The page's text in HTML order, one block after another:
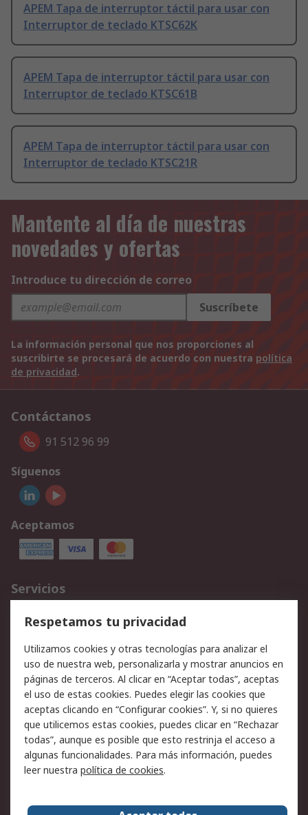
APEM Tapa de interruptor táctil para usar con
Interruptor de teclado KTSC62K
APEM Tapa de interruptor táctil para usar con
Interruptor de teclado KTSC61B
APEM Tapa de interruptor táctil para usar con
Interruptor de teclado KTSC21R
Mantente al día de nuestras
novedades y ofertas
Introduce tu dirección de correo
Suscríbete
La información personal que nos proporciones al
suscribirte se procesará de acuerdo con nuestra política
de privacidad.
Contáctanos
91 512 96 99
Síguenos
Aceptamos
Servicios
Cómo realizar pedidos
Devoluciones
Facturación y pago
Ofertas
Soporte técnico
Legal
Aviso legal
Política de privacidad -
Actualizada
Política sobre cookies
Seguridad de emails
Certificaciones de
Condiciones de venta
Respetamos tu privacidad
Utilizamos cookies y otras tecnologías para analizar el
uso de nuestra web, personalizarla y mostrar anuncios en
páginas de terceros. Al clicar en “Aceptar todas”, aceptas
el uso de estas cookies. Puedes elegir las cookies que
aceptas clicando en “Configurar cookies”. Y, si no quieres
que utilicemos estas cookies, puedes clicar en “Rechazar
todas”, aunque es posible que esto restrinja el acceso a
algunas funcionalidades. Para más información, puedes
leer nuestra política de cookies.